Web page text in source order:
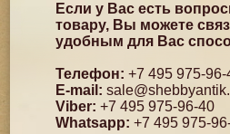
Если у Вас есть
товару, Вы можете
удобным для Вас
Телефон: +7 495 975-96-
E-mail:
Viber: +7 495 975-96-40
Whatsapp: +7 495 975-